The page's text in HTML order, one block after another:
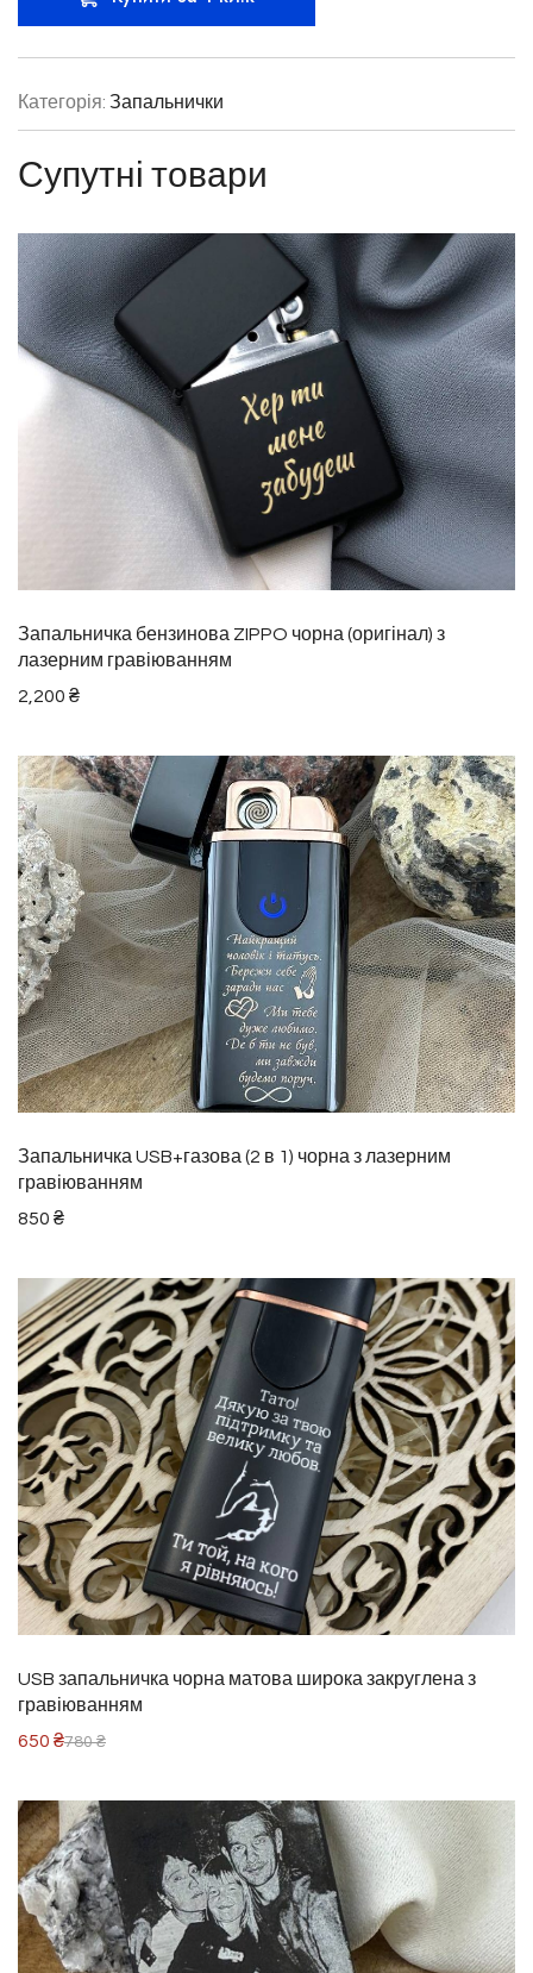
Категорія: Запальнички
Супутні товари
Запальничка бензинова ZIPPO чорна (оригінал) з
лазерним гравіюванням
2,200 ₴
Запальничка USB+газова (2 в 1) чорна з лазерним
гравіюванням
850 ₴
USB запальничка чорна матова широка закруглена з
гравіюванням
780₴
650 ₴